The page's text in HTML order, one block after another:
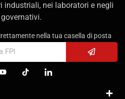
nei laboratori e negli
nella tua casella di posta